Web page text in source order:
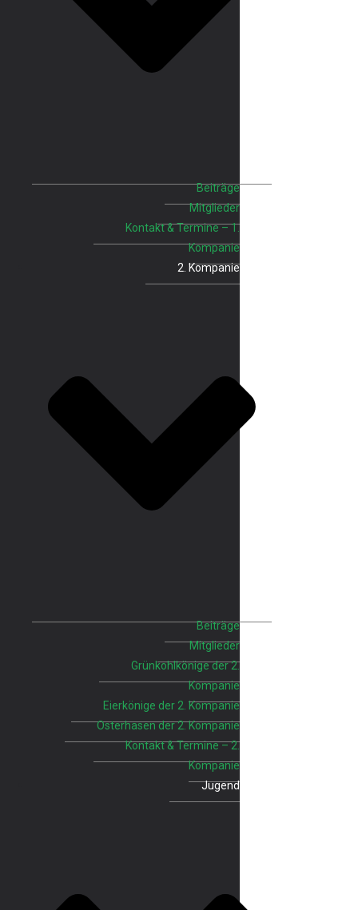
Beiträge
Mitglieder
Kontakt & Termine – 1.
Kompanie
2. Kompanie
Beiträge
Mitglieder
Grünkohlkönige der 2.
Kompanie
Eierkönige der 2. Kompanie
Osterhasen der 2. Kompanie
Kontakt & Termine – 2.
Kompanie
Jugend